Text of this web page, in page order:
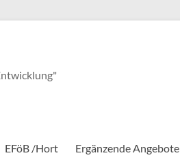
EFöB /Hort Ergänzende Angebote